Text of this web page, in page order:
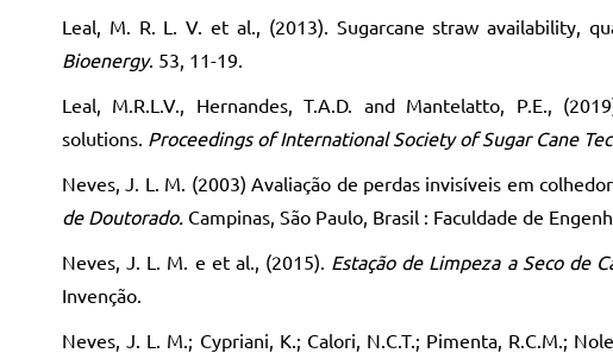
Leal, M. R. L. V. et al., (2013). Sugarcane straw availability,
Bioenergy. 53, 11-19.
Leal, M.R.L.V., Hernandes, T.A.D. and Mantelatto, P.E.,
solutions. Proceedings of International Society of Sugar Cane
Neves, J. L. M. (2003) Avaliação de perdas invisíveis em
de Doutorado. Campinas, São Paulo, Brasil : Faculdade de
Neves, J. L. M. e et al., (2015). Estação de Limpeza a Seco de
Invenção.
Neves, J. L. M.; Cypriani, K.; Calori, N.C.T.; Pimenta, R.C.M.;